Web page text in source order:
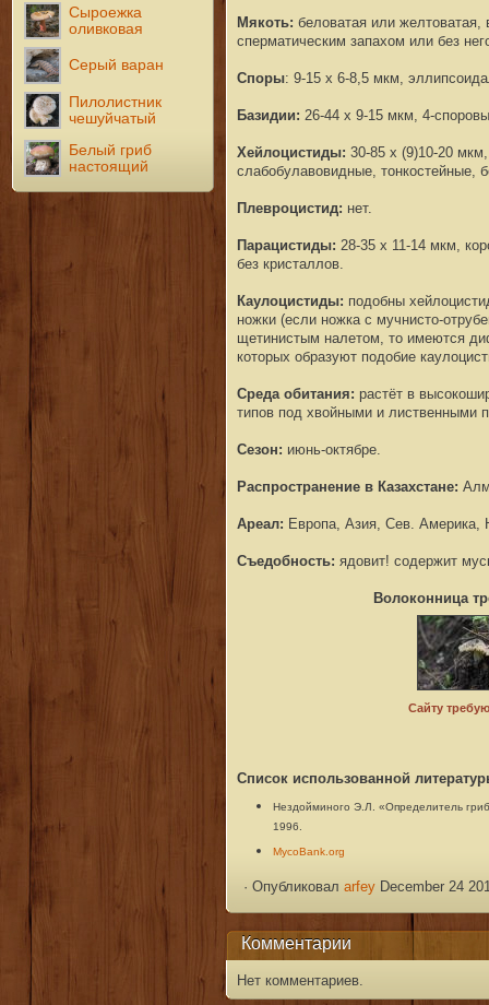
Сыроежка
оливковая
Серый варан
Пилолистник
чешуйчатый
Белый гриб
настоящий
Мякоть: беловатая или желтоватая,
сперматическим запахом или без
Споры: 9-15 х 6-8,5 мкм,
Базидии: 26-44 х 9-15 мкм, 4-
Хейлоцистиды: 30-85 х (9)10-20
слабобулавовидные, тонкостейные,
Плевроцистид: нет.
Парацистиды: 28-35 х 11-14 мкм,
без кристаллов.
Каулоцистиды: подобны
ножки (если ножка с мучнисто-
щетинистым налетом, то имеются
которых образуют подобие
Среда обитания: растётв
типов под хвойными и лиственными
Сезон: июнь-октябре.
Распространение в Казахстане:
Ареал: Европа, Азия, Сев.
Съедобность: ядовит! содержит
Волоконница
Список использованной
НездойминогоЭ.Л.«Определитель
1996.
MycoBank.org
· Опубликовалarfey December 24
Комментарии
Нет комментариев.